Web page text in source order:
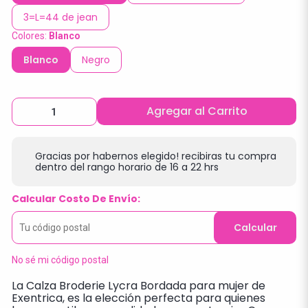
3=L=44 de jean
Colores: Blanco
Blanco Negro
Agregar al Carrito
Gracias por habernos elegido! recibiras tu compra
dentro del rango horario de 16 a 22 hrs
Calcular Costo De Envío:
Calcular
No sé mi código postal
La Calza Broderie Lycra Bordada para mujer de
Exentrica, es la elección perfecta para quienes